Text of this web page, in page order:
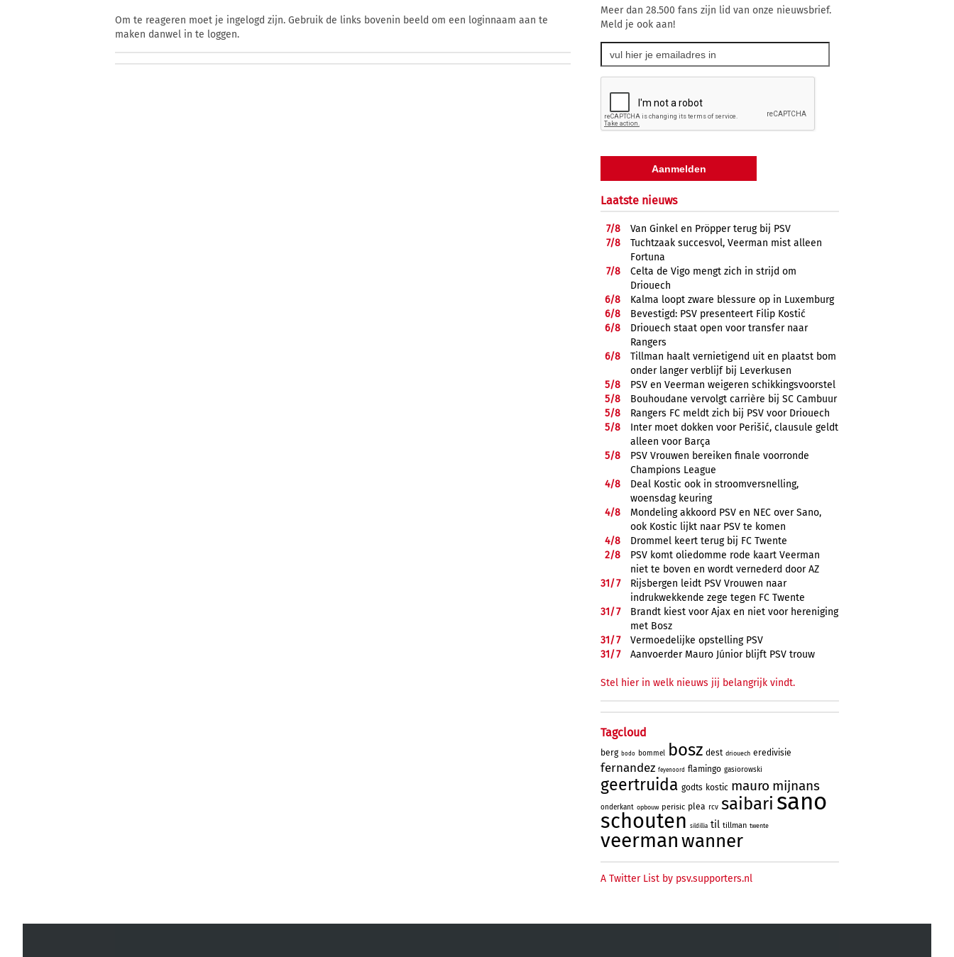
Om te reageren moet je ingelogd zijn. Gebruik de links bovenin beeld om een loginnaam aan te
maken danwel in te loggen.
Meer dan 28.500 fans zijn lid van onze nieuwsbrief.
Meld je ook aan!
Laatste nieuws
7/8
Van Ginkel en Pröpper terug bij PSV
7/8
Tuchtzaak succesvol, Veerman mist alleen
Fortuna
7/8
Celta de Vigo mengt zich in strijd om
Driouech
6/8
Kalma loopt zware blessure op in Luxemburg
6/8
Bevestigd: PSV presenteert Filip Kostić
6/8
Driouech staat open voor transfer naar
Rangers
6/8
Tillman haalt vernietigend uit en plaatst bom
onder langer verblijf bij Leverkusen
5/8
PSV en Veerman weigeren schikkingsvoorstel
5/8
Bouhoudane vervolgt carrière bij SC Cambuur
5/8
Rangers FC meldt zich bij PSV voor Driouech
5/8
Inter moet dokken voor Perišić, clausule geldt
alleen voor Barça
5/8
PSV Vrouwen bereiken finale voorronde
Champions League
4/8
Deal Kostic ook in stroomversnelling,
woensdag keuring
4/8
Mondeling akkoord PSV en NEC over Sano,
ook Kostic lijkt naar PSV te komen
4/8
Drommel keert terug bij FC Twente
2/8
PSV komt oliedomme rode kaart Veerman
niet te boven en wordt vernederd door AZ
31/7
Rijsbergen leidt PSV Vrouwen naar
indrukwekkende zege tegen FC Twente
31/7
Brandt kiest voor Ajax en niet voor hereniging
met Bosz
31/7
Vermoedelijke opstelling PSV
31/7 Aanvoerder Mauro Júnior blijft PSV trouw
Stel hier in welk nieuws jij belangrijk vindt.
Tagcloud
berg bodo bommel bosz dest driouech eredivisie
fernandez feyenoord flamingo gasiorowski
geertruida godts kostic mauro mijnans
onderkant opbouw perisic plea rcv saibari sano
schouten sildillia til tillman twente
veermanwanner
A Twitter List by psv.supporters.nl